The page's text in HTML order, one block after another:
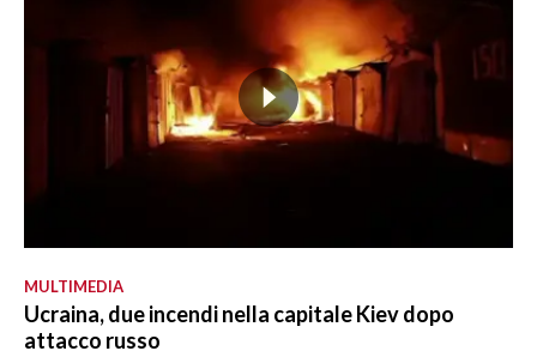
MULTIMEDIA
Ucraina, due incendi nella capitale Kiev dopo
attacco russo